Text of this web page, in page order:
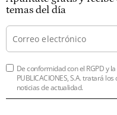
temas del día
De conformidad con el RGPD y la
PUBLICACIONES, S.A. tratará
noticias de actualidad.